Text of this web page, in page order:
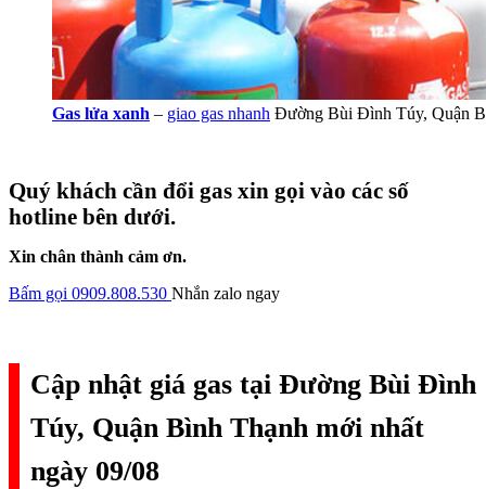
Gas lửa xanh – giao gas nhanh Đường Bùi Đình Túy, Quận
Quý khách cần đổi gas xin gọi vào các số
hotline bên dưới.
Xin chân thành cảm ơn.
Bấm gọi 0909.808.530 Nhắn zalo ngay
Cập nhật giá gas tại Đường Bùi Đình
Túy, Quận Bình Thạnh mới nhất
ngày 09/08